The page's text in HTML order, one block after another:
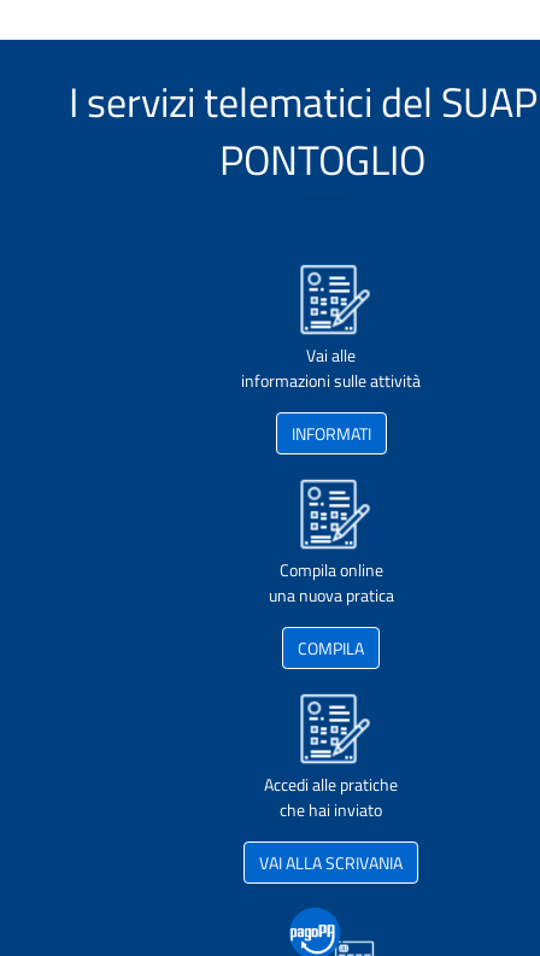
I servizi telematici del
PONTOGLIO
Vai alle
informazioni sulle attività
INFORMATI
Compila online
una nuova pratica
COMPILA
Accedi alle pratiche
che hai inviato
VAI ALLA SCRIVANIA